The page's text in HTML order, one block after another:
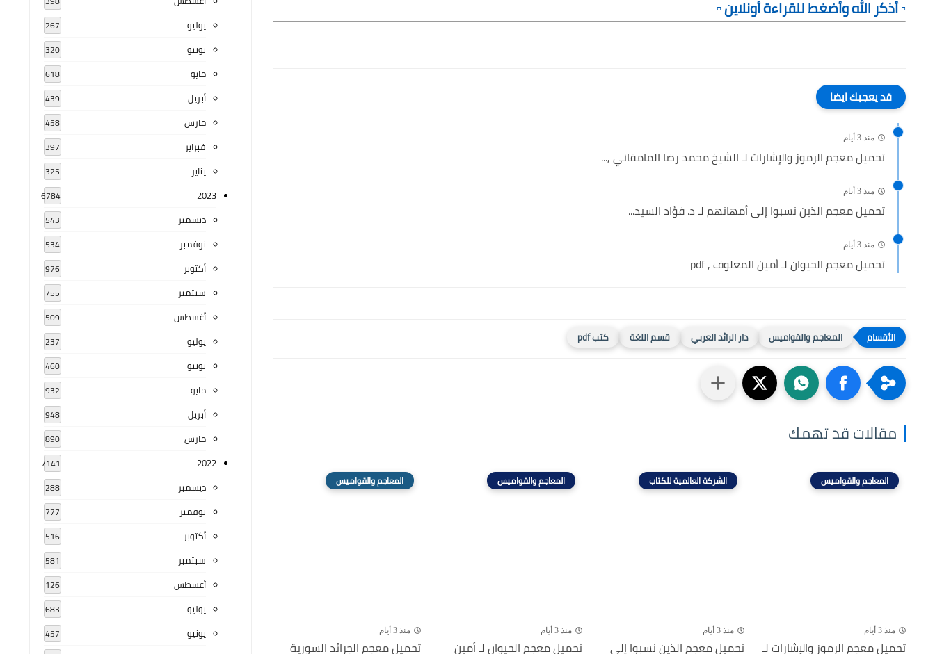
▫️ أذكر الله وأضغط للقراءة أونلاين ▫️
قد يعجبك ايضا
منذ 3 أيام
تحميل معجم الرموز والإشارات لـ الشيخ محمد رضا المامقاني ,...
منذ 3 أيام
تحميل معجم الذين نسبوا إلى أمهاتهم لـ د. فؤاد السيد...
منذ 3 أيام
تحميل معجم الحيوان لـ أمين المعلوف , pdf
المعاجم والقواميس دار الرائد العربي قسم اللغة كتب pdf
مقالات قد تهمك
المعاجم والقواميس
منذ 3 أيام
تحميل معجم الرموز والإشارات لـ
الشركة العالمية للكتاب
منذ 3 أيام
تحميل معجم الذين نسبوا إلى
المعاجم والقواميس
منذ 3 أيام
تحميل معجم الحيوان لـ أمين
المعاجم والقواميس
منذ 3 أيام
تحميل معجم الجرائد السورية
يوليو 267
يونيو 320
مايو 618
أبريل 439
مارس 458
فبراير 397
يناير 325
2023
6784
ديسمبر 543
نوفمبر 534
أكتوبر 976
سبتمبر 755
أغسطس 509
يوليو 237
يونيو 460
مايو 932
أبريل 948
مارس 890
2022
7141
ديسمبر 288
نوفمبر 777
أكتوبر 516
سبتمبر 581
أغسطس 126
يوليو 683
يونيو 457